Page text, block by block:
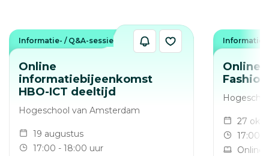
Online
informatiebijeenkomst
HBO-ICT deeltijd
Hogeschool van Amsterdam
19 augustus
17:00 - 18:00 uur
Informatie- / Q&A-sessie
Online
27
17:00 -
Online
Informatie-